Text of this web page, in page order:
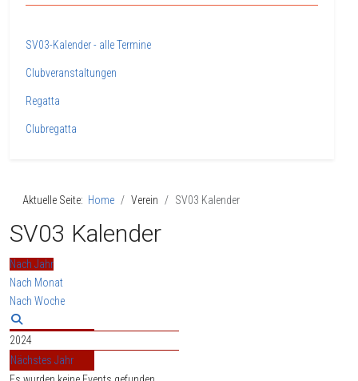
SV03-Kalender - alle Termine
Clubveranstaltungen
Regatta
Clubregatta
Aktuelle Seite: Home Verein SV03 Kalender
SV03 Kalender
Nach Jahr
Nach Monat
Nach Woche
2024
Nächstes Jahr